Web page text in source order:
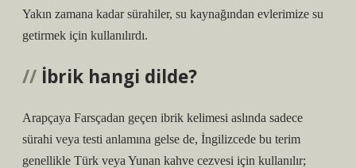
Yakın zamana kadar sürahiler, su kaynağından evlerimize su
getirmek için kullanılırdı.
İbrik hangi dilde?
Arapçaya Farsçadan geçen ibrik kelimesi aslında sadece
sürahi veya testi anlamına gelse de, İngilizcede bu terim
genellikle Türk veya Yunan kahve cezvesi için kullanılır;